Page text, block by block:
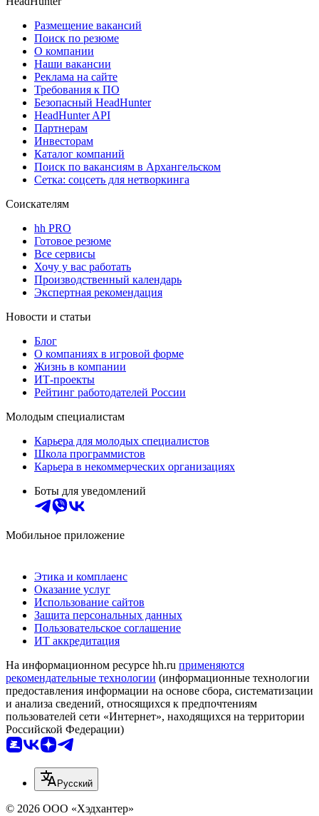
Размещение вакансий
Поиск по резюме
О компании
Наши вакансии
Реклама на сайте
Требования к ПО
Безопасный HeadHunter
HeadHunter API
Партнерам
Инвесторам
Каталог компаний
Поиск по вакансиям в Архангельском
Сетка: соцсеть для нетворкинга
Соискателям
hh PRO
Готовое резюме
Все сервисы
Хочу у вас работать
Производственный календарь
Экспертная рекомендация
Новости и статьи
Блог
О компаниях в игровой форме
Жизнь в компании
ИТ-проекты
Рейтинг работодателей России
Молодым специалистам
Карьера для молодых специалистов
Школа программистов
Карьера в некоммерческих организациях
Боты для уведомлений
Мобильное приложение
Этика и комплаенс
Оказание услуг
Использование сайтов
Защита персональных данных
Пользовательское соглашение
ИТ аккредитация
На информационном ресурсе hh.ru применяются
рекомендательные технологии (информационные технологии
предоставления информации на основе сбора, систематизации
и анализа сведений, относящихся к предпочтениям
пользователей сети «Интернет», находящихся на территории
Российской Федерации)
Русский
© 2026 ООО «Хэдхантер»